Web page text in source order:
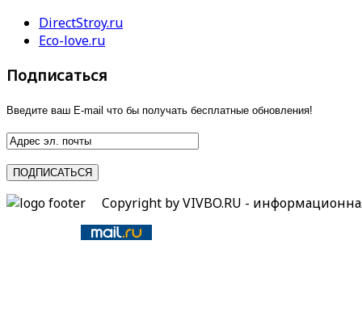
DirectStroy.ru
Eco-love.ru
Подписаться
Введите ваш E-mail что бы получать бесплатные обновления!
Copyright by VIVBO.RU -